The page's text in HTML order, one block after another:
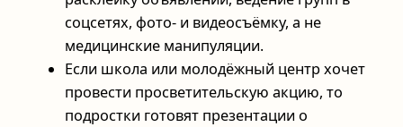
соцсетях, фото- и видеосъёмку, а не
медицинские манипуляции.
Если школа или молодёжный центр хочет
провести просветительскую акцию, то
подростки готовят презентации о